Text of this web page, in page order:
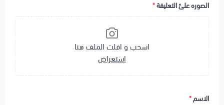
الصوره علئ التعليقة*
اسحب و افلت الملف هنا
استعراض
الاسم*